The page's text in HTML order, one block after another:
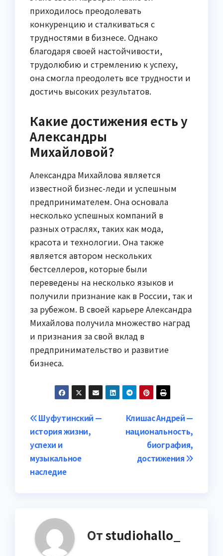
приходилось преодолевать
конкуренцию и сталкиваться с
трудностями в бизнесе. Однако
благодаря своей настойчивости,
трудолюбию и стремлению к успеху,
она смогла преодолеть все трудности и
достичь высоких результатов.
Какие достижения есть у
Александры
Михайловой?
Александра Михайлова является
известной бизнес-леди и успешным
предпринимателем. Она основала
несколько успешных компаний в
разных отраслях, таких как мода,
красота и технологии. Она также
является автором нескольких
бестселлеров, которые были
переведены на несколько языков и
получили признание как в России, так и
за рубежом. В своей карьере Александра
Михайлова получила множество наград
и признания за свой вклад в
предпринимательство и развитие
бизнеса.
Навигация
по
записям
Клишас Андрей —
национальность,
биография,
достижения
Шуфутинский —
история жизни,
успехи и
музыкальное
наследие
Отstudiohallo_